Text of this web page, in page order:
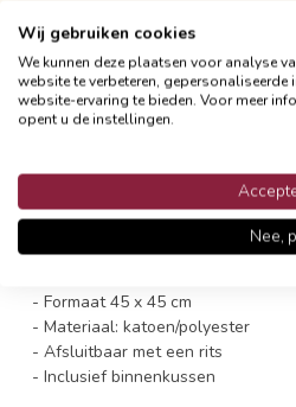
Productomschrijving
Breng de feestdagen in huis met
kerstige uitstraling te geven.
Dit sierkussen heeft aan beide
hoes het beste op een milde
- Formaat 45 x 45 cm
- Materiaal: katoen/polyester
- Afsluitbaar met een rits
- Inclusief binnenkussen
Wij gebruiken cookies
We kunnen deze plaatsen voor analyse
website te verbeteren,
website-ervaring te bieden. Voor meer
opent u de instellingen.
Nee,